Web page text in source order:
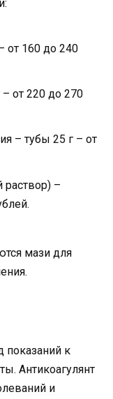
от 160 до 240
– от 220 до 270
– тубы 25 г – от
раствор) –
мази для
показаний к
Антикоагулянт
и